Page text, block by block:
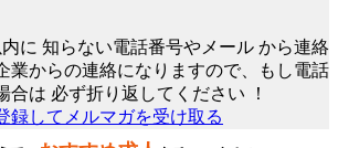
に 知らない電話番号やメール から連絡
業からの連絡になりますので、もし電話
合は 必ず折り返してください ！